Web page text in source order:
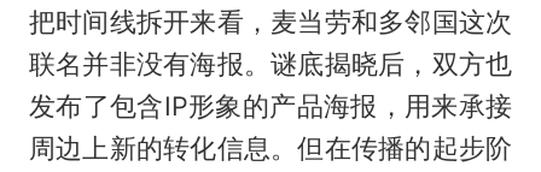
把时间线拆开来看，麦当劳和多邻国这次
联名并非没有海报。谜底揭晓后，双方也
发布了包含IP形象的产品海报，用来承接
周边上新的转化信息。但在传播的起步阶